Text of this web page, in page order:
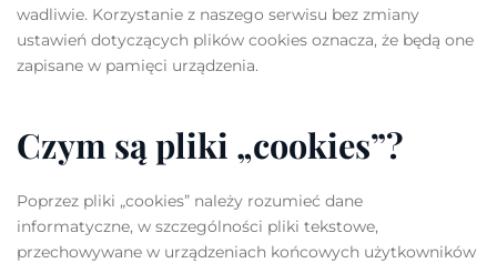
wadliwie. Korzystanie z naszego serwisu bez zmiany
ustawień dotyczących plików cookies oznacza, że będą one
zapisane w pamięci urządzenia.
Czym są pliki „cookies”?
Poprzez pliki „cookies” należy rozumieć dane
informatyczne, w szczególności pliki tekstowe,
przechowywane w urządzeniach końcowych użytkowników